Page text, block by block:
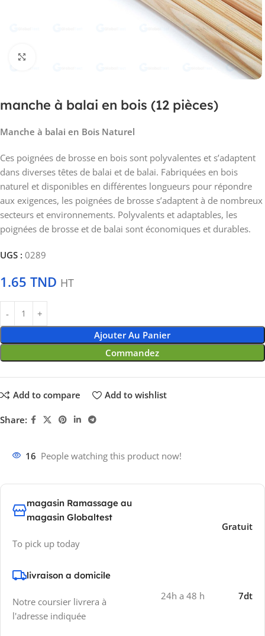
manche à balai en bois (12 pièces)
Manche à balai en Bois Naturel
Ces poignées de brosse en bois sont polyvalentes et s’adaptent
dans diverses têtes de balai et de balai. Fabriquées en bois
naturel et disponibles en différentes longueurs pour répondre
aux exigences, les poignées de brosse s’adaptent à de nombreux
secteurs et environnements. Polyvalents et adaptables, les
poignées de brosse et de balai sont économiques et durables.
UGS : 0289
1.65 TND HT
Ajouter Au Panier
Commandez
Add to compare Add to wishlist
Share:
16 People watching this product now!
magasin Ramassage au
magasin Globaltest
To pick up today
Gratuit
livraison a domicile
Notre coursier livrera à
l'adresse indiquée
24h a 48 h 7dt